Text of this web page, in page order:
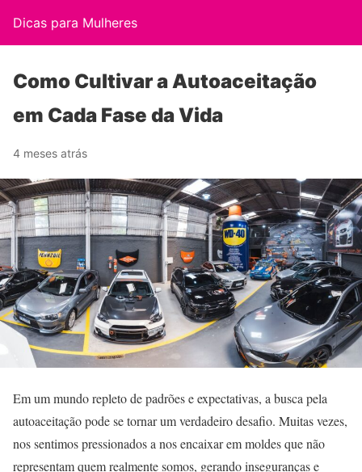
Dicas para Mulheres
Como Cultivar a Autoaceitação
em Cada Fase da Vida
4 meses atrás
Em um mundo repleto de padrões e expectativas, a busca pela
autoaceitação pode se tornar um verdadeiro desafio. Muitas vezes,
nos sentimos pressionados a nos encaixar em moldes que não
representam quem realmente somos, gerando inseguranças e